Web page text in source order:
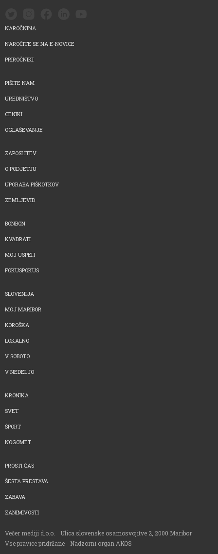
NAROČNINA
NAROČITE SE NA E-NOVICE
PRIROČNIKI
PIŠITE NAM
UREDNIŠTVO
CENIKI
OGLAŠEVANJE
ZAPOSLITEV
O PODJETJU
UPORABA PIŠKOTKOV
ZEMLJEVID
BONBON
KVADRATI
MOJ USPEH
FOKUSPOKUS
SLOVENIJA
MOJ MARIBOR
KOROŠKA
LOKALNO
V SOBOTO
V NEDELJO
KRONIKA
SVET
ŠPORT
NOGOMET
PROSTI ČAS
ŠESTA PRESTAVA
ZABAVA
ZANIMIVOSTI
Večer mediji d.o.o.
Ulica slovenske osamosvojitve 2, 2000 Maribor
Vse pravice pridržane
Nadzorni organ AKOS